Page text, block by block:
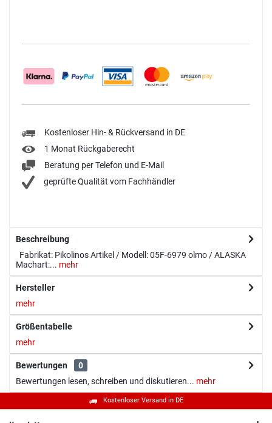
Kostenloser Hin- & Rückversand in DE
1 Monat Rückgaberecht
Beratung per Telefon und E-Mail
geprüfte Qualität vom Fachhändler
Beschreibung
Fabrikat: Pikolinos Artikel / Modell: 05F-6979 olmo / ALASKA
Machart:... mehr
Hersteller
mehr
Größentabelle
mehr
Bewertungen
0
Bewertungen lesen, schreiben und diskutieren... mehr
Kostenloser Versand in DE